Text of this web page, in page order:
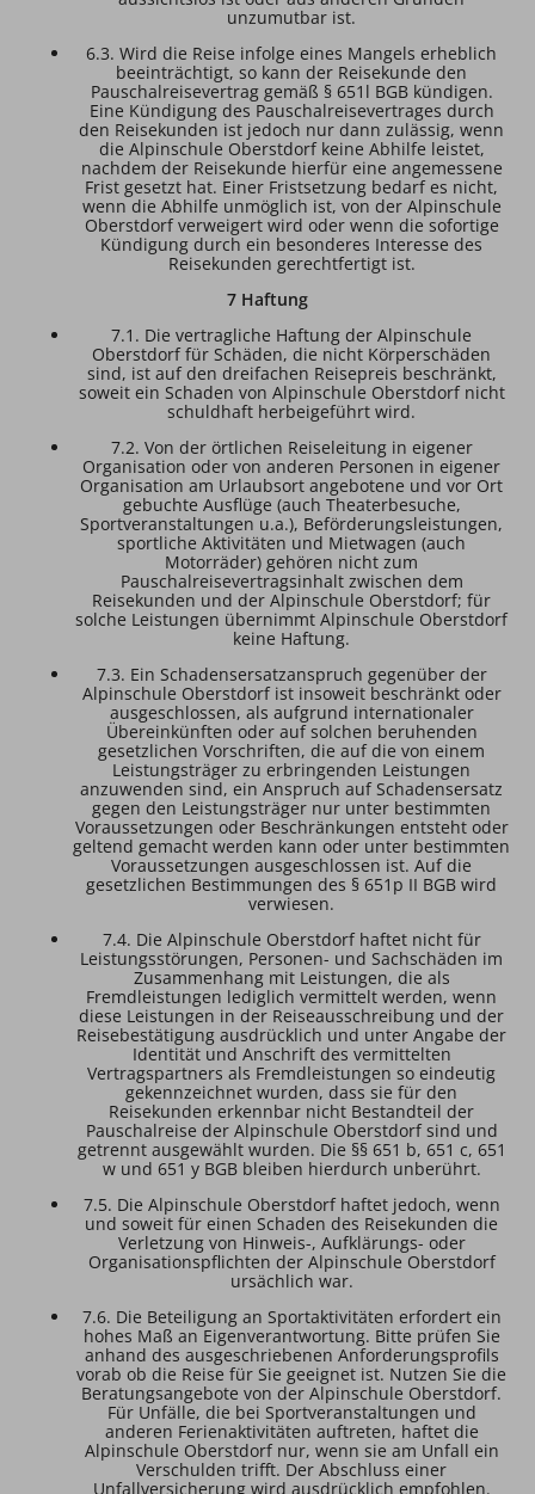
unzumutbar ist.
6.3. Wird die Reise infolge eines Mangels erheblich
beeinträchtigt, so kann der Reisekunde den
Pauschalreisevertrag gemäß § 651l BGB kündigen.
Eine Kündigung des Pauschalreisevertrages durch
den Reisekunden ist jedoch nur dann zulässig, wenn
die Alpinschule Oberstdorf keine Abhilfe leistet,
nachdem der Reisekunde hierfür eine angemessene
Frist gesetzt hat. Einer Fristsetzung bedarf es nicht,
wenn die Abhilfe unmöglich ist, von der Alpinschule
Oberstdorf verweigert wird oder wenn die sofortige
Kündigung durch ein besonderes Interesse des
Reisekunden gerechtfertigt ist.
7 Haftung
7.1. Die vertragliche Haftung der Alpinschule
Oberstdorf für Schäden, die nicht Körperschäden
sind, ist auf den dreifachen Reisepreis beschränkt,
soweit ein Schaden von Alpinschule Oberstdorf nicht
schuldhaft herbeigeführt wird.
7.2. Von der örtlichen Reiseleitung in eigener
Organisation oder von anderen Personen in eigener
Organisation am Urlaubsort angebotene und vor Ort
gebuchte Ausflüge (auch Theaterbesuche,
Sportveranstaltungen u.a.), Beförderungsleistungen,
sportliche Aktivitäten und Mietwagen (auch
Motorräder) gehören nicht zum
Pauschalreisevertragsinhalt zwischen dem
Reisekunden und der Alpinschule Oberstdorf; für
solche Leistungen übernimmt Alpinschule Oberstdorf
keine Haftung.
7.3. Ein Schadensersatzanspruch gegenüber der
Alpinschule Oberstdorf ist insoweit beschränkt oder
ausgeschlossen, als aufgrund internationaler
Übereinkünften oder auf solchen beruhenden
gesetzlichen Vorschriften, die auf die von einem
Leistungsträger zu erbringenden Leistungen
anzuwenden sind, ein Anspruch auf Schadensersatz
gegen den Leistungsträger nur unter bestimmten
Voraussetzungen oder Beschränkungen entsteht oder
geltend gemacht werden kann oder unter bestimmten
Voraussetzungen ausgeschlossen ist. Auf die
gesetzlichen Bestimmungen des § 651p II BGB wird
verwiesen.
7.4. Die Alpinschule Oberstdorf haftet nicht für
Leistungsstörungen, Personen- und Sachschäden im
Zusammenhang mit Leistungen, die als
Fremdleistungen lediglich vermittelt werden, wenn
diese Leistungen in der Reiseausschreibung und der
Reisebestätigung ausdrücklich und unter Angabe der
Identität und Anschrift des vermittelten
Vertragspartners als Fremdleistungen so eindeutig
gekennzeichnet wurden, dass sie für den
Reisekunden erkennbar nicht Bestandteil der
Pauschalreise der Alpinschule Oberstdorf sind und
getrennt ausgewählt wurden. Die §§ 651 b, 651 c, 651
w und 651 y BGB bleiben hierdurch unberührt.
7.5. Die Alpinschule Oberstdorf haftet jedoch, wenn
und soweit für einen Schaden des Reisekunden die
Verletzung von Hinweis-, Aufklärungs- oder
Organisationspflichten der Alpinschule Oberstdorf
ursächlich war.
7.6. Die Beteiligung an Sportaktivitäten erfordert ein
hohes Maß an Eigenverantwortung. Bitte prüfen Sie
anhand des ausgeschriebenen Anforderungsprofils
vorab ob die Reise für Sie geeignet ist. Nutzen Sie die
Beratungsangebote von der Alpinschule Oberstdorf.
Für Unfälle, die bei Sportveranstaltungen und
anderen Ferienaktivitäten auftreten, haftet die
Alpinschule Oberstdorf nur, wenn sie am Unfall ein
Verschulden trifft. Der Abschluss einer
Unfallversicherung wird ausdrücklich empfohlen.